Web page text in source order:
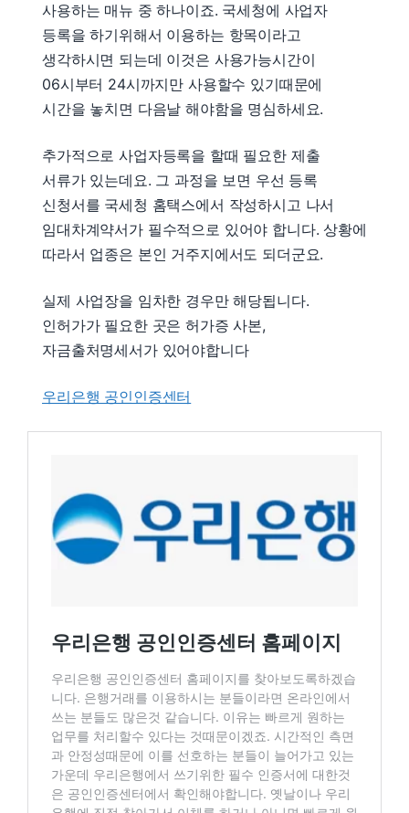
사용하는 매뉴 중 하나이죠. 국세청에 사업자
등록을 하기위해서 이용하는 항목이라고
생각하시면 되는데 이것은 사용가능시간이
06시부터 24시까지만 사용할수 있기때문에
시간을 놓치면 다음날 해야함을 명심하세요.
추가적으로 사업자등록을 할때 필요한 제출
서류가 있는데요. 그 과정을 보면 우선 등록
신청서를 국세청 홈택스에서 작성하시고 나서
임대차계약서가 필수적으로 있어야 합니다. 상황에
따라서 업종은 본인 거주지에서도 되더군요.
실제 사업장을 임차한 경우만 해당됩니다.
인허가가 필요한 곳은 허가증 사본,
자금출처명세서가 있어야합니다
우리은행 공인인증센터